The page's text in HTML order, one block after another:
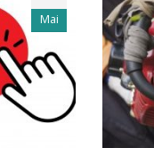
Mai